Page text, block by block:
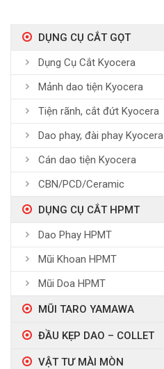
DỤNG CỤ CẮT GỌT
Dụng Cụ Cắt Kyocera
Mảnh dao tiện Kyocera
Tiện rãnh, cắt đứt Kyocera
Dao phay, đài phay Kyocera
Cán dao tiện Kyocera
CBN/PCD/Ceramic
DỤNG CỤ CẮT HPMT
Dao Phay HPMT
Mũi Khoan HPMT
Mũi Doa HPMT
MŨI TARO YAMAWA
ĐẦU KẸP DAO – COLLET
VẬT TƯ MÀI MÒN